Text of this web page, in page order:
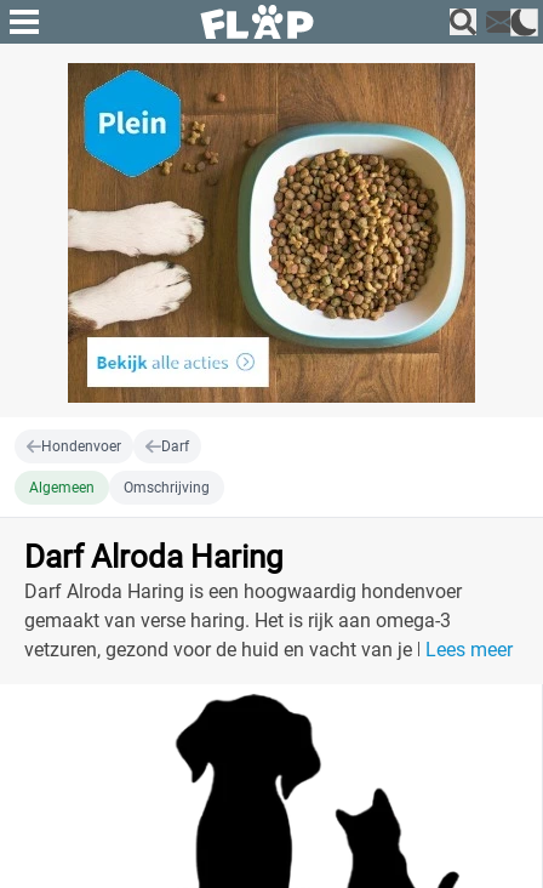
Hondenvoer Darf
Algemeen Omschrijving
Darf Alroda Haring
Darf Alroda Haring is een hoogwaardig hondenvoer
gemaakt van verse haring. Het is rijk aan omega-3
vetzuren, gezond voor de huid en vacht van je hond.Lees meer